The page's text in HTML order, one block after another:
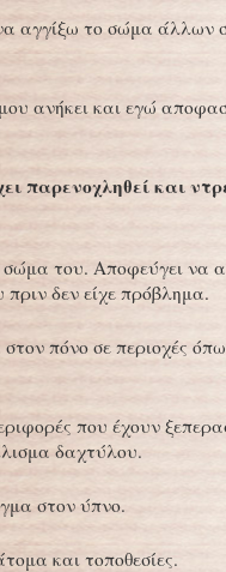
αγγίξω το σώμα άλλων
ανήκει και εγώ
παρενοχληθεί και
του. Αποφεύγει να
δεν είχε πρόβλημα.
πόνο σε περιοχές
που έχουν
δαχτύλου.
στον ύπνο.
και τοποθεσίες.